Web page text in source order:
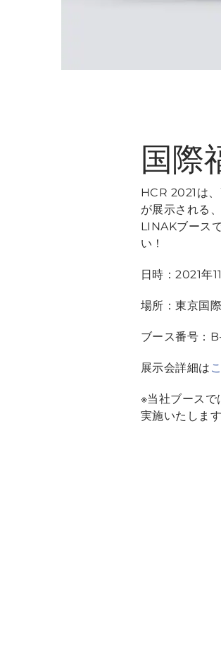
国際
HCR 2021は
が展示される
LINAKブース
い！
日時：2021年
場所：東京国
ブース番号：
展示会詳細は
※当社ブースで
実施いたします